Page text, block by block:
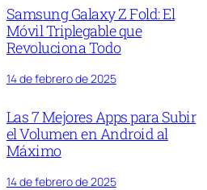
Samsung Galaxy Z Fold: El
Móvil Triplegable que
Revoluciona Todo
14 de febrero de 2025
Las 7 Mejores Apps para Subir
el Volumen en Android al
Máximo
14 de febrero de 2025